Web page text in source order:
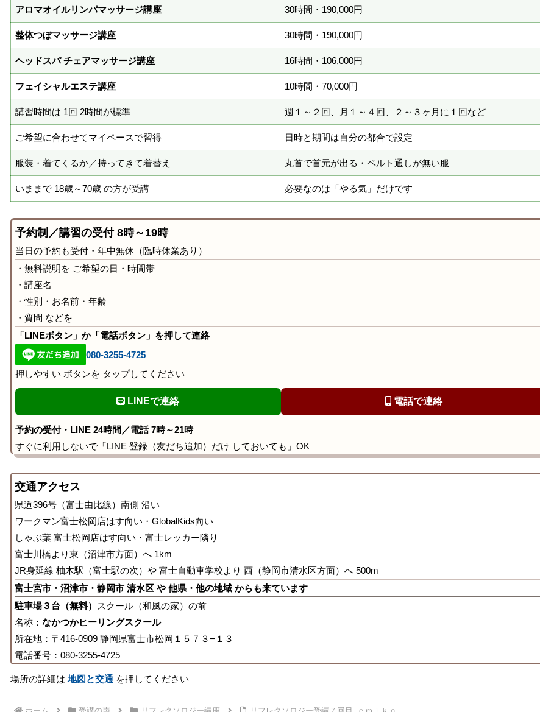
アロマオイルリンパマッサージ講座 30時間・190,000円
整体つぼマッサージ講座 30時間・190,000円
ヘッドスパ チェアマッサージ講座 16時間・106,000円
フェイシャルエステ講座 10時間・70,000円
講習時間は 1回 2時間が標準 週１～２回、月１～４回、２～３ヶ月に１回など
ご希望に合わせてマイペースで習得 日時と期間は自分の都合で設定
服装・着てくるか／持ってきて着替え 丸首で首元が出る・ベルト通しが無い服
いままで 18歳～70歳 の方が受講 必要なのは「やる気」だけです
予約制／講習の受付 8時～19時
当日の予約も受付・年中無休（臨時休業あり）
・無料説明を ご希望の日・時間帯
・講座名
・性別・お名前・年齢
・質問 などを
「LINEボタン」か「電話ボタン」を押して連絡
080-3255-4725
押しやすい ボタンを タップしてください
LINEで連絡 電話で連絡
予約の受付・LINE 24時間／電話 7時～21時
すぐに利用しないで「LINE 登録（友だち追加）だけ しておいても」OK
交通アクセス
県道396号（富士由比線）南側 沿い
ワークマン富士松岡店はす向い・GlobalKids向い
しゃぶ葉 富士松岡店はす向い・富士レッカー隣り
富士川橋より東（沼津市方面）へ 1km
JR身延線 柚木駅（富士駅の次）や 富士自動車学校より 西（静岡市清水区方面）へ 500m
富士宮市・沼津市・静岡市 清水区 や 他県・他の地域 からも来ています
駐車場３台（無料）
スクール（和風の家）の前
名称： なかつかヒーリングスクール
所在地：〒416-0909 静岡県富士市松岡１５７３−１３
電話番号：080-3255-4725
場所の詳細は地図と交通 を押してください